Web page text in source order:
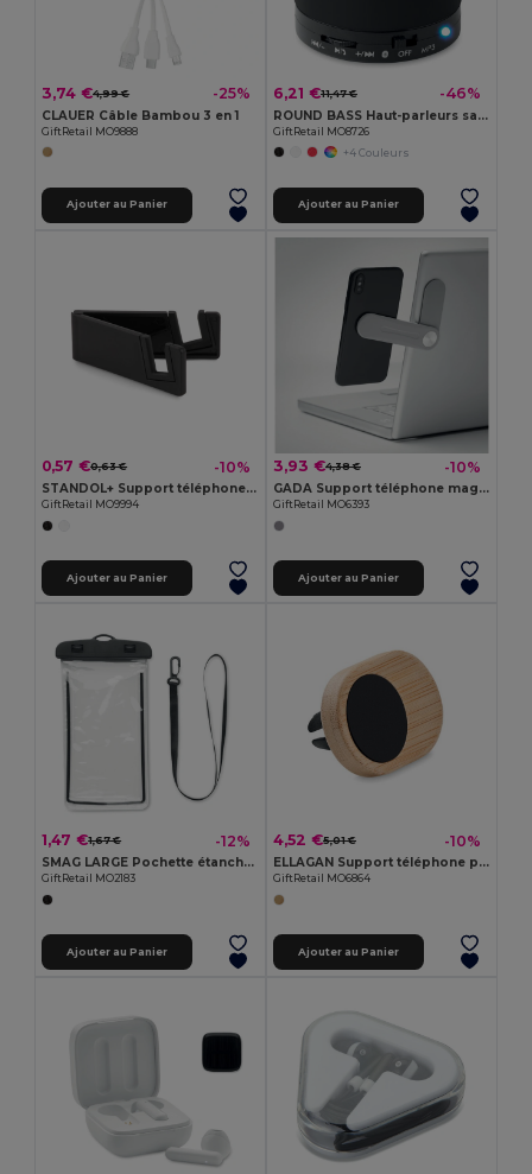
3,74 €4,99 € -25%
CLAUER Câble Bambou 3 en 1
GiftRetail MO9888
Ajouter au Panier
6,21 €11,47 € -46%
ROUND BASS Haut-parleurs sans fil
GiftRetail MO8726
+4 Couleurs
Ajouter au Panier
0,57 €0,63 € -10%
STANDOL+ Support téléphone bambou/ABS
GiftRetail MO9994
Ajouter au Panier
3,93 €4,38 € -10%
GADA Support téléphone magnétique
GiftRetail MO6393
Ajouter au Panier
1,47 €1,67 € -12%
SMAG LARGE Pochette étanche pour smartphone
GiftRetail MO2183
Ajouter au Panier
4,52 €5,01 € -10%
ELLAGAN Support téléphone pour voiture
GiftRetail MO6864
Ajouter au Panier